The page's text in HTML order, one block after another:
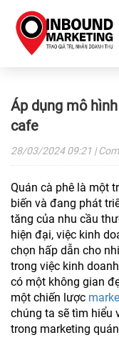
Áp dụng mô
cafe
28/03/202409:21 |
Quán cà phê là một
biến và đang phát
tăng của nhu cầu
hiện đại, việc kinh
chọn hấp dẫn cho
trong việc kinh
có một không gian
một chiến lược
chúng ta sẽ tìm hiểu
trong marketing